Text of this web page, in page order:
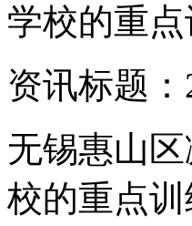
学校的重
资讯标题
无锡惠山
校的重点